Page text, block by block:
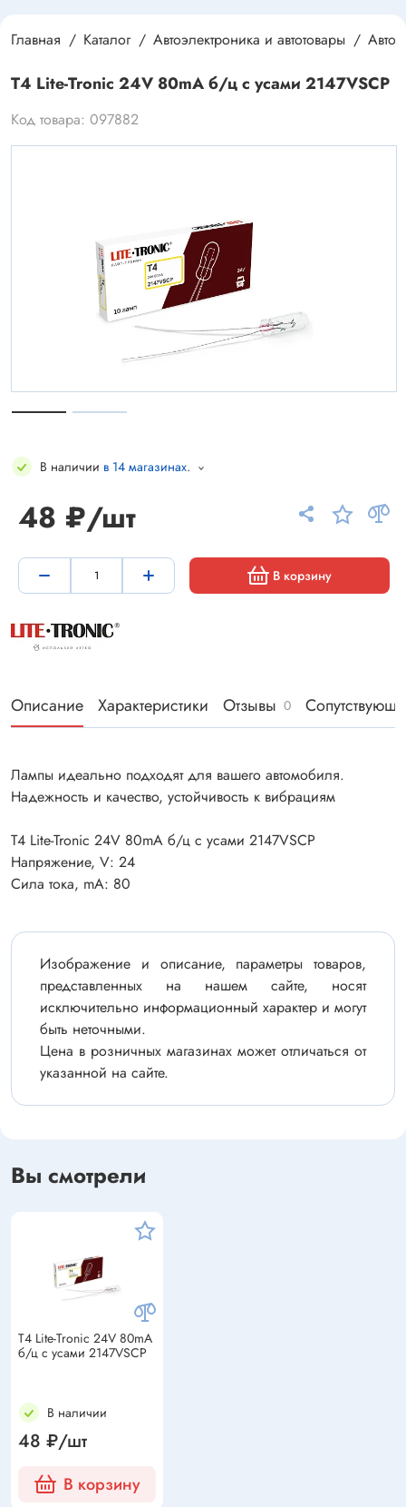
Главная Каталог Автоэлектроника и автотовары
T4 Lite-Tronic 24V 80mA б/ц с усами 2147VSCP
Код товара: 097882
В наличии в 14 магазинах.
48 ₽/шт
В корзину
Описание Характеристики Отзывы 0
Лампы идеально подходят для вашего автомобиля.
Надежность и качество, устойчивость к вибрациям
T4 Lite-Tronic 24V 80mA б/ц с усами 2147VSCP
Напряжение, V: 24
Сила тока, mA: 80
Изображение и описание, параметры товаров,
представленных на нашем сайте, носят
исключительно информационный характер и могут
быть неточными.
Цена в розничных магазинах может отличаться от
указанной на сайте.
Вы смотрели
T4 Lite-Tronic 24V 80mA
б/ц с усами 2147VSCP
В наличии
48 ₽/шт
В корзину